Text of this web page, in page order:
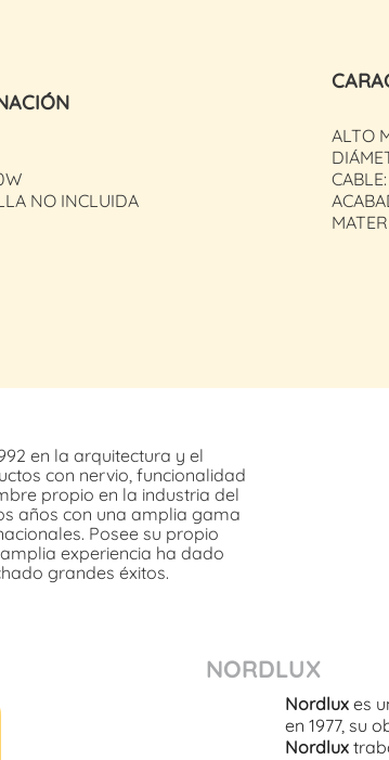
NO INCLUIDA
ALTO
en la arquitectura y el
con nervio, funcionalidad
propio en la industria del
años con una amplia gama
Posee su propio
experiencia ha dado
grandes éxitos.
NORDLUX
Nordlux es
en 1977, su
Nordlux